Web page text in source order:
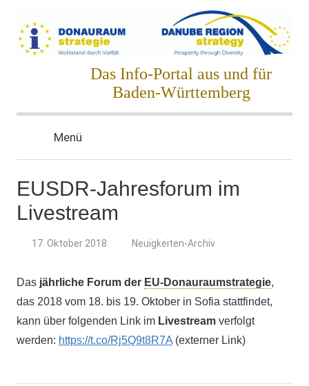
Inhalt
springen
Donauraumstrategie
Das Info-Portal aus und für
Baden-Württemberg
Menü
EUSDR-Jahresforum im
Livestream
17. Oktober 2018 Neuigkeiten-Archiv
Das jährliche Forum der EU-Donauraumstrategie,
das 2018 vom 18. bis 19. Oktober in Sofia stattfindet,
kann über folgenden Link im Livestream verfolgt
werden: https://t.co/Rj5Q9t8R7A (externer Link)